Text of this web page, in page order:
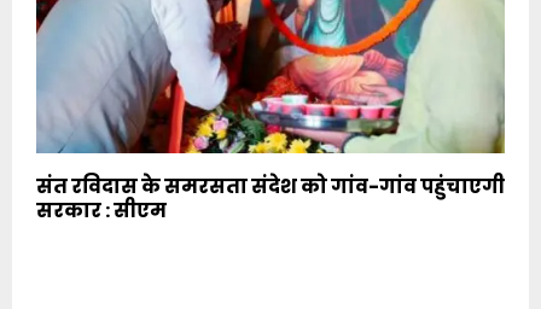
संत रविदास के समरसता संदेश को गांव-गांव पहुंचाएगी
सरकार : सीएम